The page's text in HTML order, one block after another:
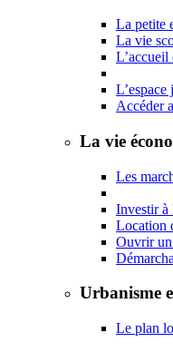
La petite
La vie
L’espace
Accéder
La vie
Les
Investir à
Location
Ouvrir un
Urbanisme
Le plan